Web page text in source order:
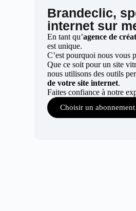
Brandeclic,
internet sur
En tant qu’agence de
est unique.
C’est pourquoi nous vous
Que ce soit pour un site
nous utilisons des outils
de votre site internet.
Faites confiance à notre
Choisir un abonnement